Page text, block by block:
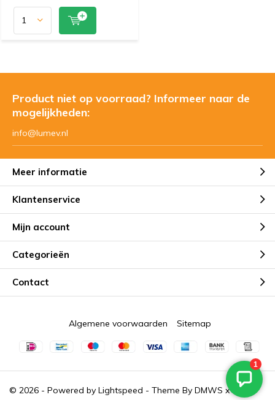
Product niet op voorraad? Informeer naar de
mogelijkheden:
info@lumev.nl
Meer informatie
Klantenservice
Mijn account
Categorieën
Contact
© 2026 - Powered by Lightspeed - Theme By DMWS xPlus+
Algemene voorwaarden Sitemap